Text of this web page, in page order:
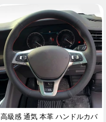
高級感 通気 本革 ハンドルカバ